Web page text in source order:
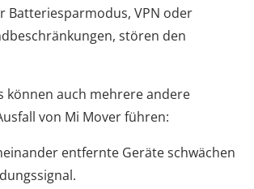
Batteriesparmodus, VPN oder
stören den
können auch mehrere andere
von Mi Mover führen:
entfernte Geräte schwächen